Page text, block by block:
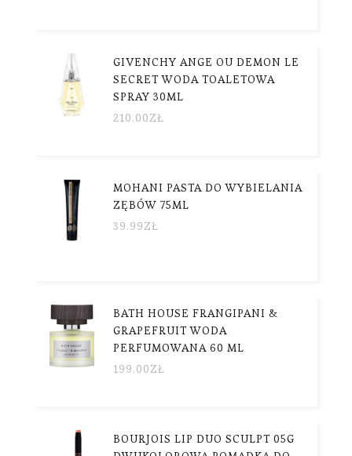
GIVENCHY ANGE OU DEMON LE
SECRET WODA TOALETOWA
SPRAY 30ML
210.00ZŁ
MOHANI PASTA DO WYBIELANIA
ZĘBÓW 75ML
39.99ZŁ
BATH HOUSE FRANGIPANI &
GRAPEFRUIT WODA
PERFUMOWANA 60 ML
199.00ZŁ
BOURJOIS LIP DUO SCULPT 05G